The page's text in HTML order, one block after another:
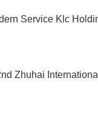
Service Klc
Zhuhai